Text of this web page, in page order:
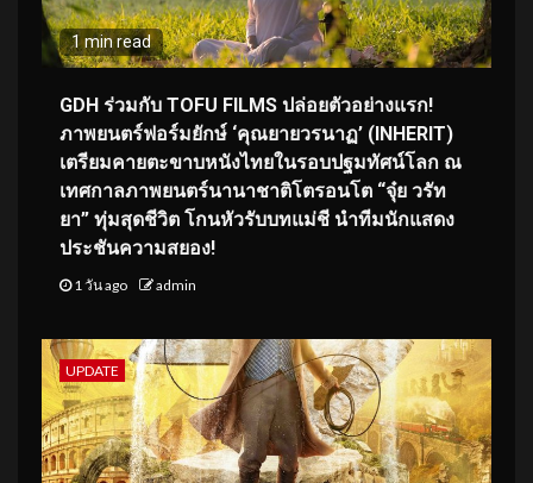
1 min read
GDH ร่วมกับ TOFU FILMS ปล่อยตัวอย่างแรก!
ภาพยนตร์ฟอร์มยักษ์ ‘คุณยายวรนาฏ’ (INHERIT)
เตรียมคายตะขาบหนังไทยในรอบปฐมทัศน์โลก ณ
เทศกาลภาพยนตร์นานาชาติโตรอนโต “จุ๋ย วรัท
ยา” ทุ่มสุดชีวิต โกนหัวรับบทแม่ชี นำทีมนักแสดง
ประชันความสยอง!
1 วัน ago admin
UPDATE